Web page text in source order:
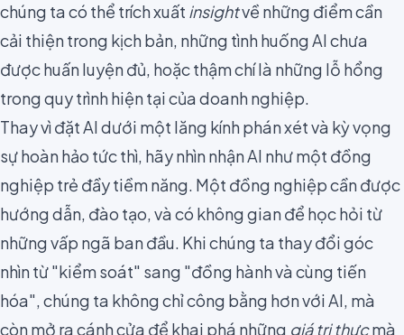
chúng ta có thể trích xuất insightvề những điểm cần
cải thiện trong kịch bản, những tình huống AI chưa
được huấn luyện đủ, hoặc thậm chí là những lỗ hổng
trong quy trình hiện tại của doanh nghiệp.
Thay vì đặt AI dưới một lăng kính phán xét và kỳ vọng
sự hoàn hảo tức thì, hãy nhìn nhận AI như một đồng
nghiệp trẻ đầy tiềm năng. Một đồng nghiệp cần được
hướng dẫn, đào tạo, và có không gian để học hỏi từ
những vấp ngã ban đầu. Khi chúng ta thay đổi góc
nhìn từ "kiểm soát" sang "đồng hành và cùng tiến
hóa", chúng ta không chỉ công bằng hơn với AI, mà
còn mở ra cánh cửa để khai phá những giá trị thựcmà